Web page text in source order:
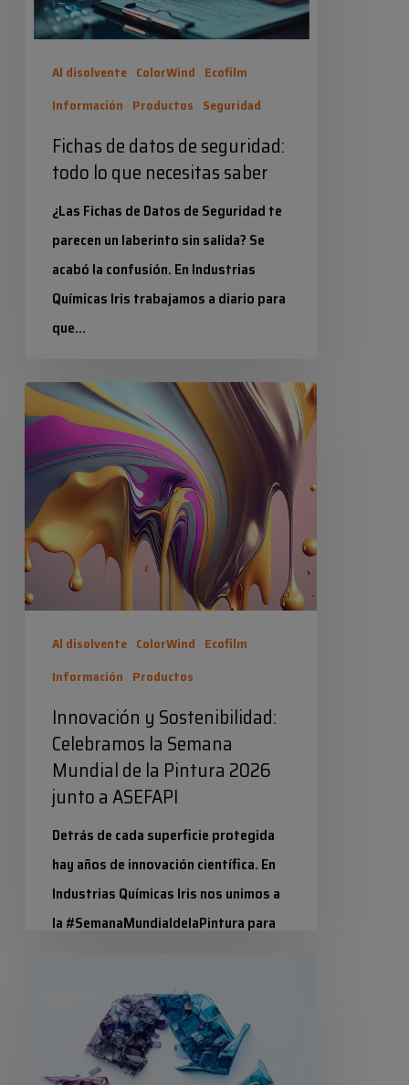
que
Al disolvente ColorWind Ecofilm
Información Productos Seguridad
Fichas de datos de seguridad:
todo lo que necesitas saber
¿Las Fichas de Datos de Seguridad te
parecen un laberinto sin salida? Se
acabó la confusión. En Industrias
Químicas Iris trabajamos a diario para
que…
Industrias Químicas Iris
17 junio 2026
Innovación
y
Sostenibilidad:
Celebramos
Semana
Mundial
de
2026
junto
ASEFAPI
Al disolvente ColorWind Ecofilm
Información Productos
Innovación y Sostenibilidad:
Celebramos la Semana
Mundial de la Pintura 2026
junto a ASEFAPI
Detrás de cada superficie protegida
hay años de innovación científica. En
Industrias Químicas Iris nos unimos a
la #SemanaMundialdelaPintura para
Industrias Químicas Iris
25 marzo 2026
transformar